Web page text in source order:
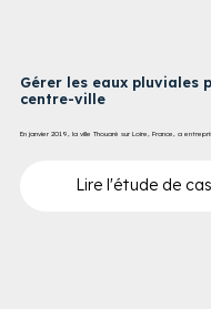
Gérer les eaux pluviales
centre-ville
En janvier 2019, la ville Thouaré sur Loire, France, a
Lire l'étude de cas